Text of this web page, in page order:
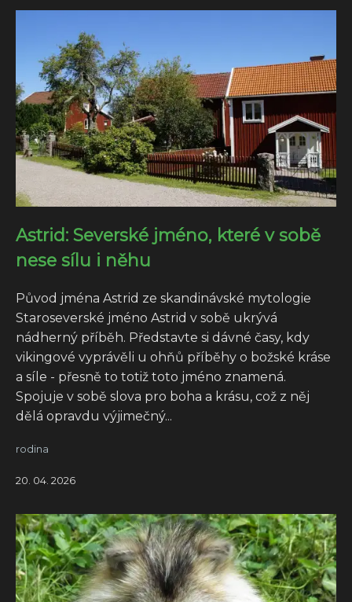
Astrid: Severské jméno, které v sobě
nese sílu i něhu
Původ jména Astrid ze skandinávské mytologie
Staroseverské jméno Astrid v sobě ukrývá
nádherný příběh. Představte si dávné časy, kdy
vikingové vyprávěli u ohňů příběhy o božské kráse
a síle - přesně to totiž toto jméno znamená.
Spojuje v sobě slova pro boha a krásu, což z něj
dělá opravdu výjimečný...
rodina
20. 04. 2026